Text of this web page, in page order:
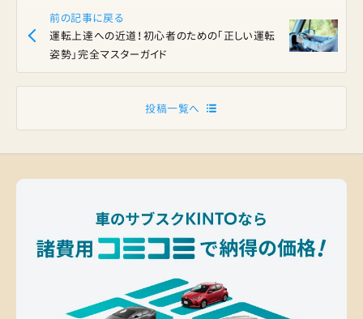
前の記事に戻る
運転上達への近道！初心者のための「正しい運転
姿勢」完全マスターガイド
投稿一覧へ